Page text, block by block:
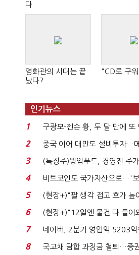
다
영화관의 시대는 끝
났다?
"CD로 구
인기뉴스
1
구광모-젠슨 황, 두 달 만에
로봇·AI 등 논...
2
중국 이어 대만도 설비투자…
국전쟁’
3
(특징주)윙입푸드, 경영진 주
지에 상한가...
4
비트코인도 국가자산으로…'보
처분' 기준은 ...
5
(현장+)"팔 생각 접고 호가 높
요"…'덜 똘똘한 한 채' 20...
6
(현장+)"12일엔 물건 다 들
빈 매대 채우며 문 연 ...
7
네이버, 2분기 영업익 5203
비 0.2% 감소...
8
국고채 담합 과징금 철퇴…증